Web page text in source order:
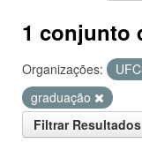
1 conjunto
Organizações:
graduação
Filtrar Resultados